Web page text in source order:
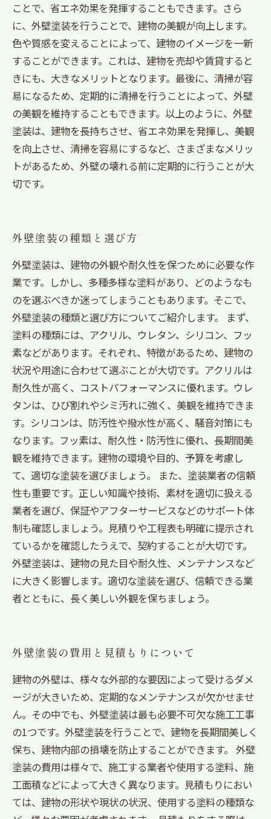
ことで、省エネ効果を発揮することもできます。さら
に、外壁塗装を行うことで、建物の美観が向上します。
色や質感を変えることによって、建物のイメージを一新
することができます。これは、建物を売却や賃貸すると
きにも、大きなメリットとなります。最後に、清掃が容
易になるため、定期的に清掃を行うことによって、外壁
の美観を維持することもできます。以上のように、外壁
塗装は、建物を長持ちさせ、省エネ効果を発揮し、美観
を向上させ、清掃を容易にするなど、さまざまなメリッ
トがあるため、外壁の壊れる前に定期的に行うことが大
切です。
外壁塗装の種類と選び方
外壁塗装は、建物の外観や耐久性を保つために必要な作
業です。しかし、多種多様な塗料があり、どのようなも
のを選ぶべきか迷ってしまうこともあります。そこで、
外壁塗装の種類と選び方についてご紹介します。 まず、
塗料の種類には、アクリル、ウレタン、シリコン、フッ
素などがあります。それぞれ、特徴があるため、建物の
状況や用途に合わせて選ぶことが大切です。アクリルは
耐久性が高く、コストパフォーマンスに優れます。ウレ
タンは、ひび割れやシミ汚れに強く、美観を維持できま
す。シリコンは、防汚性や撥水性が高く、騒音対策にも
なります。フッ素は、耐久性・防汚性に優れ、長期間美
観を維持できます。建物の環境や目的、予算を考慮し
て、適切な塗装を選びましょう。 また、塗装業者の信頼
性も重要です。正しい知識や技術、素材を適切に扱える
業者を選び、保証やアフターサービスなどのサポート体
制も確認しましょう。見積りや工程表も明確に提示され
ているかを確認したうえで、契約することが大切です。
外壁塗装は、建物の見た目や耐久性、メンテナンスなど
に大きく影響します。適切な塗装を選び、信頼できる業
者とともに、長く美しい外観を保ちましょう。
外壁塗装の費用と見積もりについて
建物の外壁は、様々な外部的な要因によって受けるダメ
ージが大きいため、定期的なメンテナンスが欠かせませ
ん。その中でも、外壁塗装は最も必要不可欠な施工工事
の1つです。外壁塗装を行うことで、建物を長期間美しく
保ち、建物内部の損壊を防止することができます。 外壁
塗装の費用は様々で、施工する業者や使用する塗料、施
工面積などによって大きく異なります。見積もりにおい
ては、建物の形状や現状の状況、使用する塗料の種類な